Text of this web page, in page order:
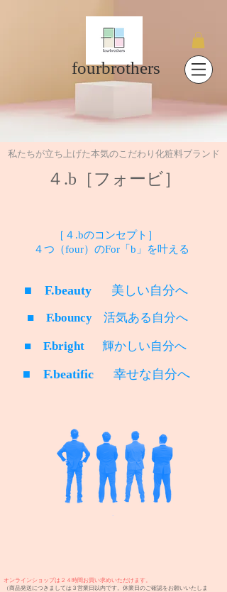
fourbrothers
​私たちが立ち上げた本気のこだわり化粧料ブランド
４.b​［フォービ］
［４.bのコンセプト］
​ ４つ（four）のFor「b」を叶える
■ F.beauty 美しい自分へ
■ F.bright 輝かしい自分へ
■ F.bouncy 活気ある自分へ
■ F.beatific 幸せな自分へ
オンラインショップは２４時間お買い求めいただけます。
（商品発送につきましては３営業日以内です。休業日のご確認をお願いいたしま